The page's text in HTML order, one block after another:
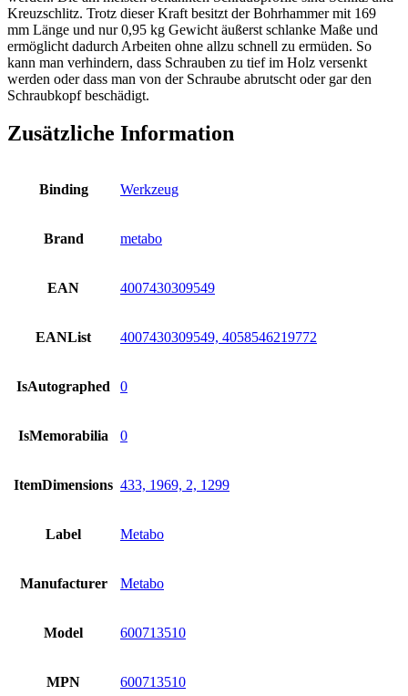
Kreuzschlitz. Trotz dieser Kraft besitzt der Bohrhammer mit 169
mm Länge und nur 0,95 kg Gewicht äußerst schlanke Maße und
ermöglicht dadurch Arbeiten ohne allzu schnell zu ermüden. So
kann man verhindern, dass Schrauben zu tief im Holz versenkt
werden oder dass man von der Schraube abrutscht oder gar den
Schraubkopf beschädigt.
Zusätzliche Information
Binding Werkzeug
Brand metabo
EAN 4007430309549
EANList 4007430309549, 4058546219772
IsAutographed 0
IsMemorabilia 0
ItemDimensions 433, 1969, 2, 1299
Label Metabo
Manufacturer Metabo
Model 600713510
MPN 600713510